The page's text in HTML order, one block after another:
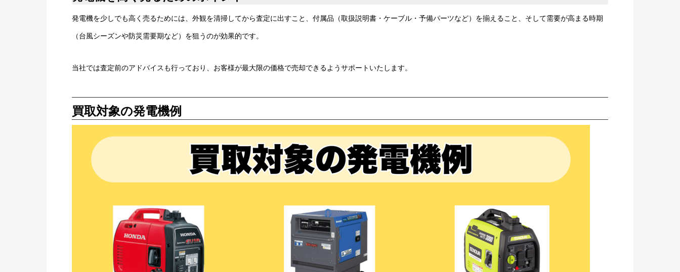
発電機を少しでも高く売るためには、外観を清掃してから査定に出すこと、付属品（取扱説明書・ケーブル・予備パーツなど）を揃えること、そして需要が高まる時期
（台風シーズンや防災需要期など）を狙うのが効果的です。
当社では査定前のアドバイスも行っており、お客様が最大限の価格で売却できるようサポートいたします。
買取対象の発電機例